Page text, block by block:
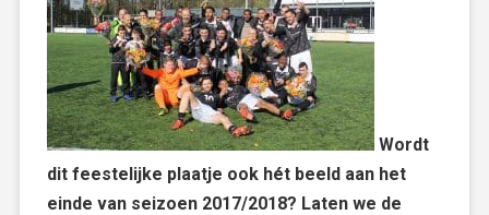
Wordt
dit feestelijke plaatje ook hét beeld aan het
einde van seizoen 2017/2018? Laten we de